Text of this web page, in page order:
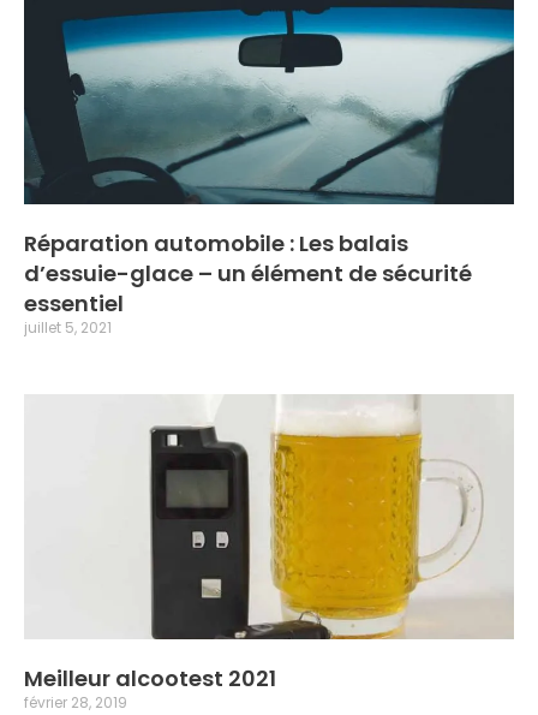
Réparation automobile : Les balais
d’essuie-glace – un élément de sécurité
essentiel
juillet 5, 2021
Meilleur alcootest 2021
février 28, 2019